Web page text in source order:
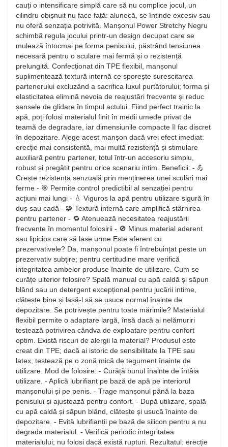
cauți o intensificare simplă care să nu complice jocul, un
cilindru obișnuit nu face față: alunecă, se întinde excesiv sau
nu oferă senzația potrivită. Manșonul Power Stretchy Negru
schimbă regula jocului printr-un design decupat care se
mulează întocmai pe forma penisului, păstrând tensiunea
necesară pentru o sculare mai fermă și o rezistență
prelungită. Confecționat din TPE flexibil, manșonul
suplimentează textură internă ce sporește surescitarea
partenerului excluzând a sacrifica luxul purtătorului; forma și
elasticitatea elimină nevoia de reajustări frecvente și reduc
șansele de glidare în timpul actului. Fiind perfect trainic la
apă, poți folosi materialul finit în medii umede privat de
teamă de degradare, iar dimensiunile compacte îl fac discret
în depozitare. Alege acest manșon dacă vrei efect imediat:
erecție mai consistentă, mai multă rezistență și stimulare
auxiliară pentru partener, totul într-un accesoriu simplu,
robust și pregătit pentru orice scenariu intim. Beneficii: - 💪
Crește rezistența senzuală prin menținerea unei sculări mai
ferme - 🎯 Permite control predictibil al senzației pentru
acțiuni mai lungi - 💧 Viguros la apă pentru utilizare sigură în
duș sau cadă - 🧩 Textură internă care amplifică stârnirea
pentru partener - 🔁 Atenuează necesitatea reajustării
frecvente în momentul folosirii - 🚫 Minus material aderent
sau lipicios care să lase urme Este aferent cu
prezervativele? Da, manșonul poate fi întrebuințat peste un
prezervativ subțire; pentru certitudine mare verifică
integritatea ambelor produse înainte de utilizare. Cum se
curățe ulterior folosire? Spală manual cu apă caldă și săpun
blând sau un detergent excepțional pentru jucării intime,
clătește bine și lasă-l să se usuce normal înainte de
depozitare. Se potrivește pentru toate mărimile? Materialul
flexibil permite o adaptare largă, însă dacă ai nelămuriri
testează potrivirea cândva de exploatare pentru confort
optim. Există riscuri de alergii la material? Produsul este
creat din TPE; dacă ai istoric de sensibilitate la TPE sau
latex, testează pe o zonă mică de tegument înainte de
utilizare. Mod de folosire: - Curăță bunul înainte de întâia
utilizare. - Aplică lubrifiant pe bază de apă pe interiorul
manșonului și pe penis. - Trage manșonul până la baza
penisului și ajustează pentru confort. - După utilizare, spală
cu apă caldă și săpun blând, clătește și usucă înainte de
depozitare. - Evită lubrifianții pe bază de silicon pentru a nu
degrada materialul. - Verifică periodic integritatea
materialului; nu folosi dacă există rupturi. Rezultatul: erecție